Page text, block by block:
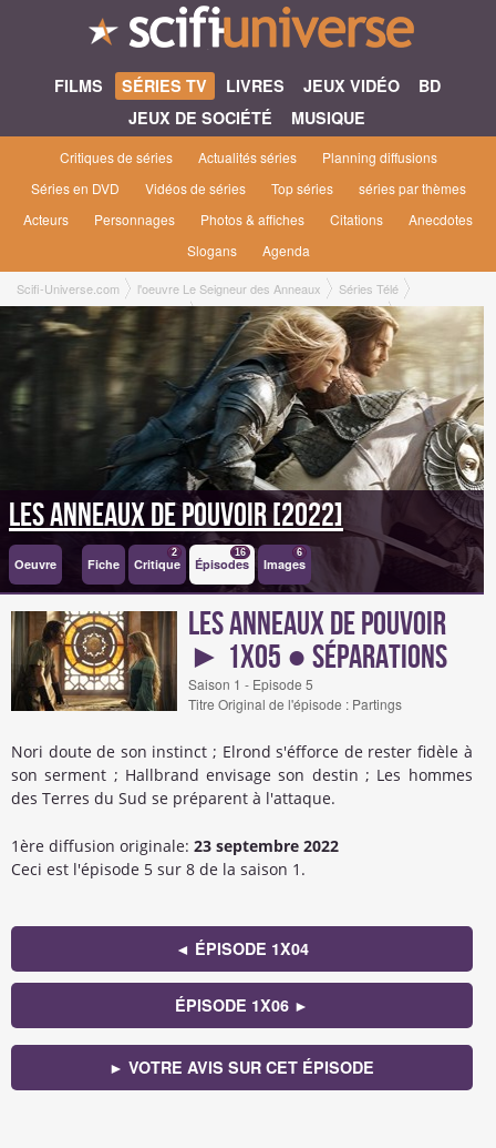
FILMS SÉRIES TV LIVRES JEUX VIDÉO
BD
JEUX DE SOCIÉTÉ
MUSIQUE
Critiques de séries Actualités séries
Planning diffusions
Séries en DVD
Vidéos de séries Top séries
séries par thèmes
Acteurs
Personnages Photos & affiches Citations
Anecdotes
Slogans
Agenda
Scifi-Universe.com l'oeuvre Le Seigneur des Anneaux
Séries Télé
Les Anneaux de Pouvoir [2022]
Les Anneaux de Pouvoir saison 1
1x05 ● Séparations
Les Anneaux de Pouvoir [2022]
Oeuvre Fiche Critique
2
Épisodes
16
Images
6
Les Anneaux de Pouvoir
► 1x05 ● Séparations
Saison 1 - Episode 5
Titre Original de l'épisode : Partings
Nori doute de son instinct ; Elrond s'éfforce de rester fidèle à
son serment ; Hallbrand envisage son destin ; Les hommes
des Terres du Sud se préparent à l'attaque.
1ère diffusion originale: 23 septembre 2022
Ceci est l'épisode 5 sur 8 de la saison 1.
◄ ÉPISODE 1X04
ÉPISODE 1X06 ►
► VOTRE AVIS SUR CET ÉPISODE